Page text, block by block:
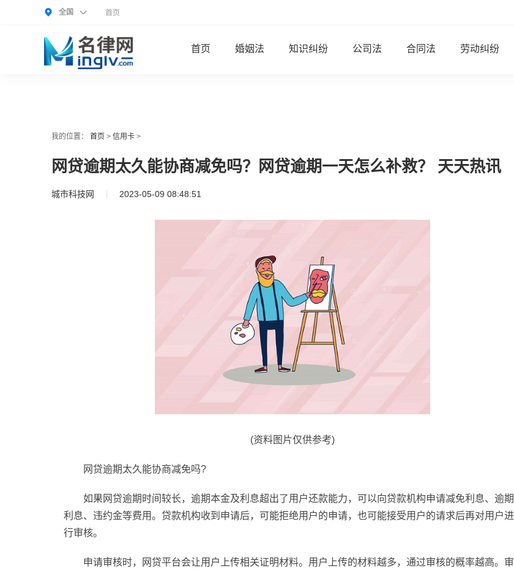
全国 首页
首页 婚姻法 知识纠纷 公司法 合同法 劳动纠纷
我的位置： 首页 > 信用卡 >
网贷逾期太久能协商减免吗？网贷逾期一天怎么补救？ 天天热讯
城市科技网 2023-05-09 08:48:51
(资料图片仅供参考)
网贷逾期太久能协商减免吗?
如果网贷逾期时间较长，逾期本金及利息超出了用户还款能力，可以向贷款机构申请减免利息、逾期
利息、违约金等费用。贷款机构收到申请后，可能拒绝用户的申请，也可能接受用户的请求后再对用户进
行审核。
申请审核时，网贷平台会让用户上传相关证明材料。用户上传的材料越多，通过审核的概率越高。审